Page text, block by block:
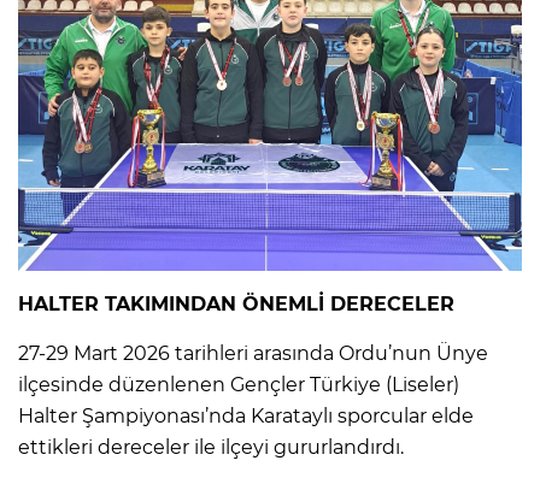
HALTER TAKIMINDAN ÖNEMLİ DERECELER
27-29 Mart 2026 tarihleri arasında Ordu’nun Ünye
ilçesinde düzenlenen Gençler Türkiye (Liseler)
Halter Şampiyonası’nda Karataylı sporcular elde
ettikleri dereceler ile ilçeyi gururlandırdı.